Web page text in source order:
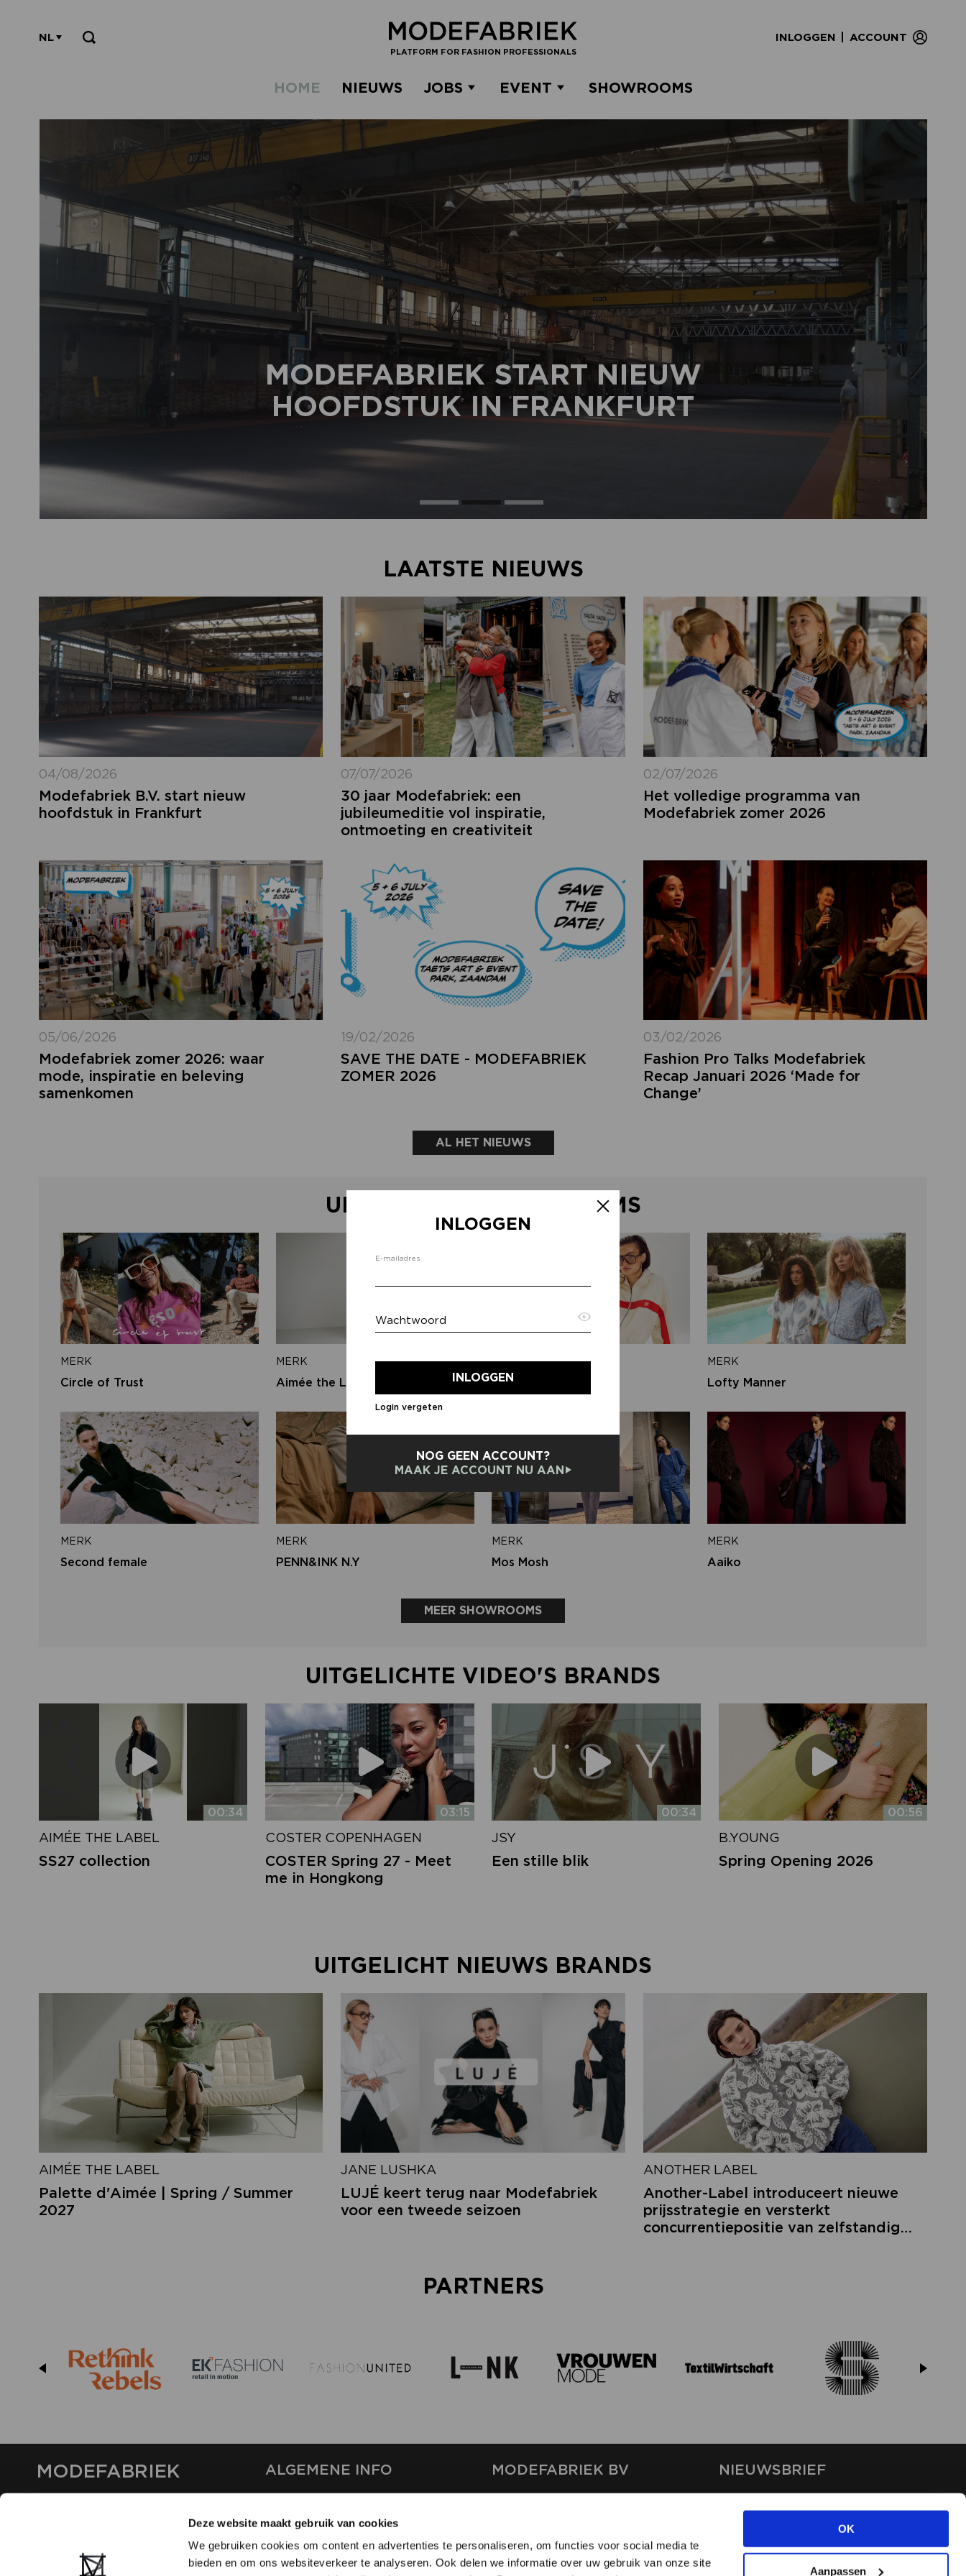
Deze website maakt gebruik van cookies
We gebruiken cookies om content en advertenties te personaliseren, om functies voor social media te
bieden en om ons websiteverkeer te analyseren. Ook delen we informatie over uw gebruik van onze site
OK
Aanpassen
INLOGGEN
E-mailadres
Wachtwoord
INLOGGEN
Login vergeten
Inloggegevens kwijt? Vul het e-mailadres in
dat hoort bij jouw account en klik op
verstuur.
E-mailadres
VERSTUUR
NOG GEEN ACCOUNT?
MAAK JE ACCOUNT NU AAN
PLATFORM FOR FASHION PROFESSIONALS
INLOGGEN ACCOUNT
NL
HOME NIEUWS JOBS EVENT SHOWROOMS
MODEFABRIEK START NIEUW
HOOFDSTUK IN FRANKFURT
LAATSTE NIEUWS
04/08/2026
Modefabriek B.V. start nieuw
hoofdstuk in Frankfurt
07/07/2026
30 jaar Modefabriek: een
jubileumeditie vol inspiratie,
ontmoeting en creativiteit
02/07/2026
Het volledige programma van
Modefabriek zomer 2026
05/06/2026
Modefabriek zomer 2026: waar
mode, inspiratie en beleving
samenkomen
19/02/2026
SAVE THE DATE - MODEFABRIEK
ZOMER 2026
03/02/2026
Fashion Pro Talks Modefabriek
Recap Januari 2026 ‘Made for
Change’
AL HET NIEUWS
UITGELICHTE SHOWROOMS
MERK
Circle of Trust
MERK
Aimée the Label
MERK
Harper & Yve
MERK
Lofty Manner
MERK
Second female
MERK
PENN&INK N.Y
MERK
Mos Mosh
MERK
Aaiko
MEER SHOWROOMS
UITGELICHTE VIDEO'S BRANDS
00:34
AIMÉE THE LABEL
SS27 collection
03:15
COSTER COPENHAGEN
COSTER Spring 27 - Meet
me in Hongkong
00:34
JSY
Een stille blik
00:56
B.YOUNG
Spring Opening 2026
UITGELICHT NIEUWS BRANDS
AIMÉE THE LABEL
Palette d'Aimée | Spring / Summer
2027
JANE LUSHKA
LUJÉ keert terug naar Modefabriek
voor een tweede seizoen
ANOTHER LABEL
Another-Label introduceert nieuwe
prijsstrategie en versterkt
concurrentiepositie van zelfstandige
PARTNERS
MODEFABRIEK ALGEMENE INFO
CONTACT
PARTNERS
ADVERTEREN
MODEFABRIEK BV
SHIFT
NIEUWSBRIEF
laatste nieuws via de